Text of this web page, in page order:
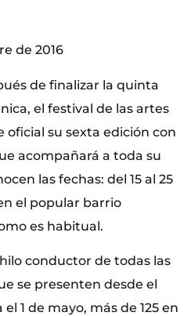
de 2016
de finalizar la quinta
el festival de las artes
oficial su sexta edición con
acompañará a toda su
las fechas: del 15 al 25
el popular barrio
es habitual.
conductor de todas las
se presenten desde el
1 de mayo, más de 125 en